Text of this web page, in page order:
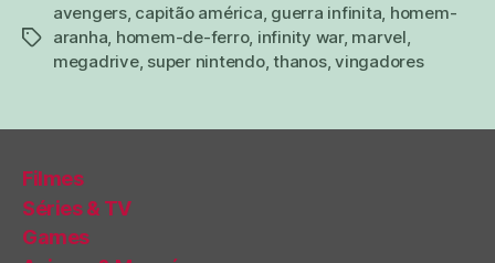
tags
avengers, capitão américa guerra infinita homem-
aranha homem-de-ferro, infinity war, marvel
megadrive, super nintendo,thanos,vingadores
Filmes
Séries & TV
Games